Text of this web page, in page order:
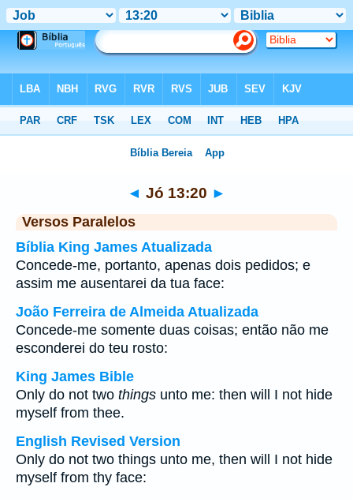
◄ Jó 13:20 ►
Versos Paralelos
Bíblia King James Atualizada
Concede-me, portanto, apenas dois pedidos; e
assim me ausentarei da tua face:
João Ferreira de Almeida Atualizada
Concede-me somente duas coisas; então não me
esconderei do teu rosto:
King James Bible
Only do not two things unto me: then will I not hide
myself from thee.
English Revised Version
Only do not two things unto me, then will I not hide
myself from thy face: